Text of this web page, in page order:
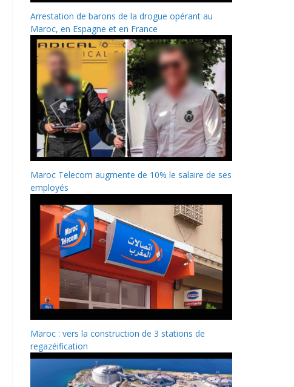
Arrestation de barons de la drogue opérant au
Maroc, en Espagne et en France
Maroc Telecom augmente de 10% le salaire de ses
employés
Maroc : vers la construction de 3 stations de
regazéification